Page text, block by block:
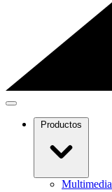
Productos
Multimedia